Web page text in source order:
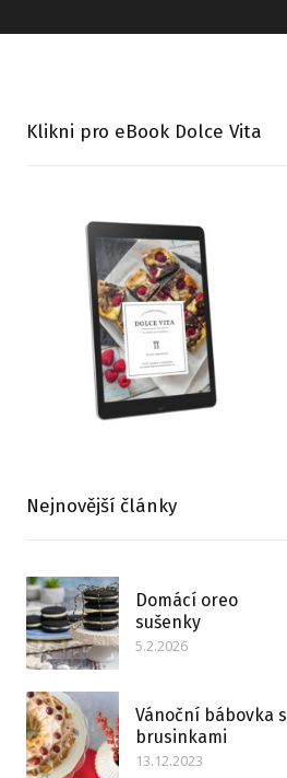
Klikni pro eBook Dolce Vita
Nejnovější články
Domácí oreo
sušenky
5.2.2026
Vánoční bábovka s
brusinkami
13.12.2023